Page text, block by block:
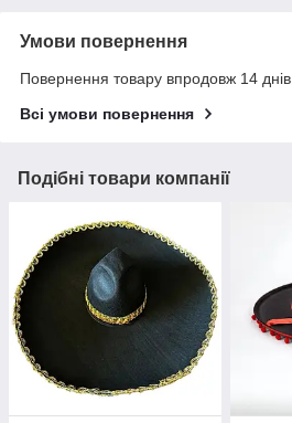
Умови повернення
Повернення товару впродовж 14
Всі умови повернення
Подібні товари компанії